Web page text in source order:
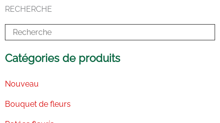
RECHERCHE
Catégories de produits
Nouveau
Bouquet de fleurs
b
o
k
e
d
n
-
i
a